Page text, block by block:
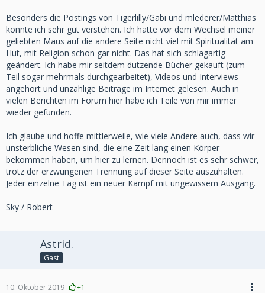
Besonders die Postings von Tigerlilly/Gabi und mlederer/Matthias
konnte ich sehr gut verstehen. Ich hatte vor dem Wechsel meiner
geliebten Maus auf die andere Seite nicht viel mit Spiritualität am
Hut, mit Religion schon gar nicht. Das hat sich schlagartig
geändert. Ich habe mir seitdem dutzende Bücher gekauft (zum
Teil sogar mehrmals durchgearbeitet), Videos und Interviews
angehört und unzählige Beiträge im Internet gelesen. Auch in
vielen Berichten im Forum hier habe ich Teile von mir immer
wieder gefunden.
Ich glaube und hoffe mittlerweile, wie viele Andere auch, dass wir
unsterbliche Wesen sind, die eine Zeit lang einen Körper
bekommen haben, um hier zu lernen. Dennoch ist es sehr schwer,
trotz der erzwungenen Trennung auf dieser Seite auszuhalten.
Jeder einzelne Tag ist ein neuer Kampf mit ungewissem Ausgang.
Sky / Robert
Astrid.
Gast
10. Oktober 2019 +1